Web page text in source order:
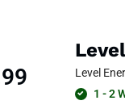
Belastung
Level
1 - 2